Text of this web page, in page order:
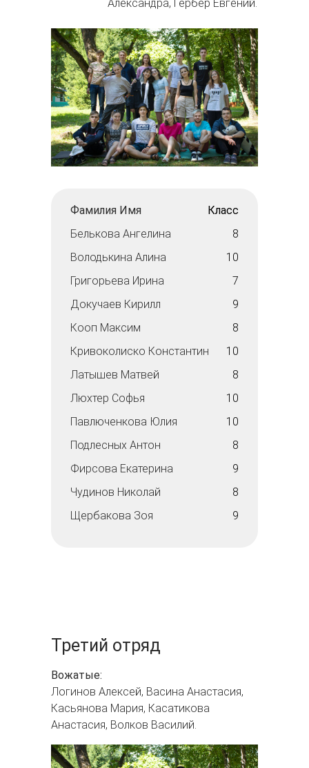
Александра, Гербер Евгений.
Фамилия Имя
Белькова Ангелина
Володькина Алина
Григорьева Ирина
Докучаев Кирилл
Кооп Максим
Кривоколиско Константин
Латышев Матвей
Люхтер Софья
Павлюченкова Юлия
Подлесных Антон
Фирсова Екатерина
Чудинов Николай
Щербакова Зоя
Класс
8
10
7
9
8
10
8
10
10
8
9
8
9
Третий отряд
Вожатые:
Логинов Алексей, Васина Анастасия,
Касьянова Мария, Касатикова
Анастасия, Волков Василий.